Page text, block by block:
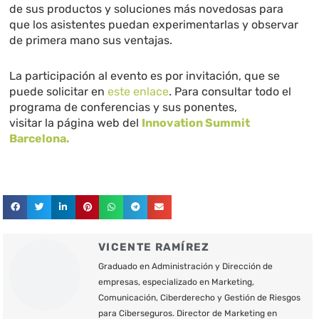
de sus productos y soluciones más novedosas para
que los asistentes puedan experimentarlas y observar
de primera mano sus ventajas.
La participación al evento es por invitación, que se
puede solicitar eneste enlace. Para consultar todo el
programa de conferencias y sus ponentes,
visitar la página web del Innovation Summit
Barcelona.
VICENTE RAMÍREZ
Graduado en Administración y Dirección de
empresas, especializado en Marketing,
Comunicación, Ciberderecho y Gestión de Riesgos
para Ciberseguros. Director de Marketing en